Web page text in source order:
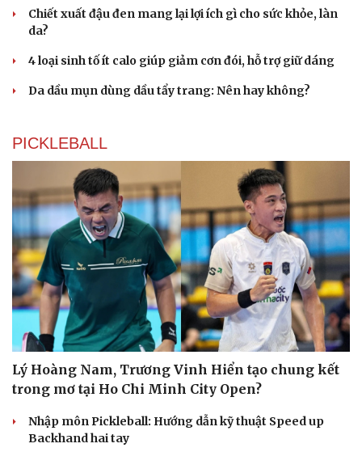
Chiết xuất đậu đen mang lại lợi ích gì cho sức khỏe, làn
da?
4 loại sinh tố ít calo giúp giảm cơn đói, hỗ trợ giữ dáng
Da dầu mụn dùng dầu tẩy trang: Nên hay không?
PICKLEBALL
Lý Hoàng Nam, Trương Vinh Hiển tạo chung kết
trong mơ tại Ho Chi Minh City Open?
Nhập môn Pickleball: Hướng dẫn kỹ thuật Speed up
Backhand hai tay